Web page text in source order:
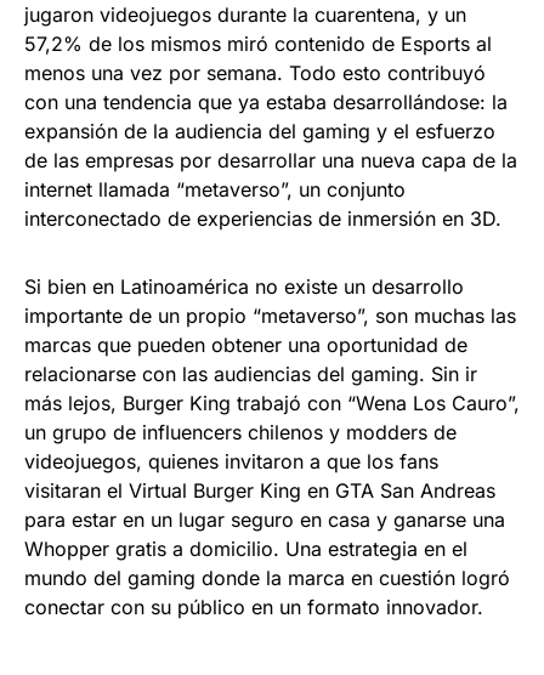
jugaron videojuegos durante la cuarentena, y un
57,2% de los mismos miró contenido de Esports al
menos una vez por semana. Todo esto contribuyó
con una tendencia que ya estaba desarrollándose: la
expansión de la audiencia del gaming y el esfuerzo
de las empresas por desarrollar una nueva capa de la
internet llamada “metaverso”, un conjunto
interconectado de experiencias de inmersión en 3D.
Si bien en Latinoamérica no existe un desarrollo
importante de un propio “metaverso”, son muchas las
marcas que pueden obtener una oportunidad de
relacionarse con las audiencias del gaming. Sin ir
más lejos, Burger King trabajó con “Wena Los Cauro”,
un grupo de influencers chilenos y modders de
videojuegos, quienes invitaron a que los fans
visitaran el Virtual Burger King en GTA San Andreas
para estar en un lugar seguro en casa y ganarse una
Whopper gratis a domicilio. Una estrategia en el
mundo del gaming donde la marca en cuestión logró
conectar con su público en un formato innovador.